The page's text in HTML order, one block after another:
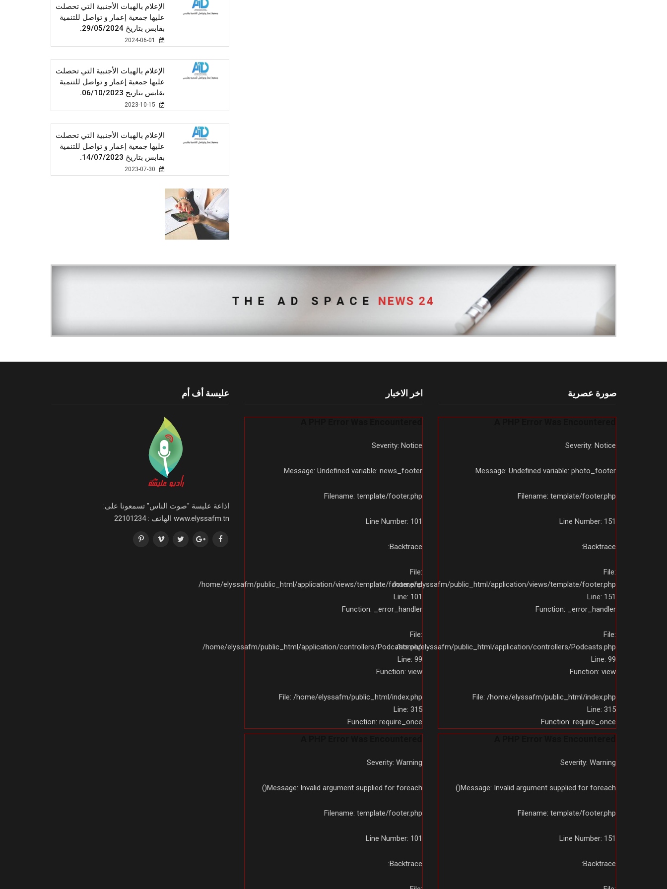
الإعلام بالهبات الأجنبية التي تحصلت
عليها جمعية إعمار و تواصل للتنمية
بقابس بتاريخ 29/05/2024.
الإعلام بالهبات الأجنبية التي تحصلت
عليها جمعية إعمار و تواصل للتنمية
بقابس بتاريخ 06/10/2023.
الإعلام بالهبات الأجنبية التي تحصلت
عليها جمعية إعمار و تواصل للتنمية
بقابس بتاريخ 14/07/2023.
عليسة أف أم
اذاعة عليسة "صوت الناس" تسمعونا على:
www.elyssafm.tn الهاتف : 22101234
اخر الاخبار
Severity: Notice
Message: Undefined variable: news_footer
Filename: template/footer.php
Line Number: 101
Backtrace:
File:
/home/elyssafm/public_html/application/views/template/footer.php
Line: 101
Function: _error_handler
File:
/home/elyssafm/public_html/application/controllers/Podcasts.php
Line: 99
Function: view
File: /home/elyssafm/public_html/index.php
Line: 315
Function: require_once
Severity: Warning
Message: Invalid argument supplied for foreach()
Filename: template/footer.php
Line Number: 101
Backtrace:
صورة عصرية
Severity: Notice
Message: Undefined variable: photo_footer
Filename: template/footer.php
Line Number: 151
Backtrace:
File:
/home/elyssafm/public_html/application/views/template/footer.php
Line: 151
Function: _error_handler
File:
/home/elyssafm/public_html/application/controllers/Podcasts.php
Line: 99
Function: view
File: /home/elyssafm/public_html/index.php
Line: 315
Function: require_once
Severity: Warning
Message: Invalid argument supplied for foreach()
Filename: template/footer.php
Line Number: 151
Backtrace: